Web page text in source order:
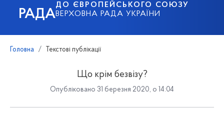
РАДА
ДО ЄВРОПЕЙСЬКОГО СОЮЗУ
ВЕРХОВНА РАДА УКРАЇНИ
Головна Текстові публікації
Що крім безвізу?
Опубліковано 31 березня 2020, о 14:04